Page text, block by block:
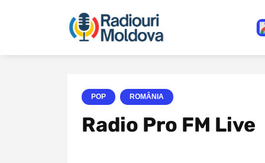
POP ROMÂNIA
Radio Pro FM Live